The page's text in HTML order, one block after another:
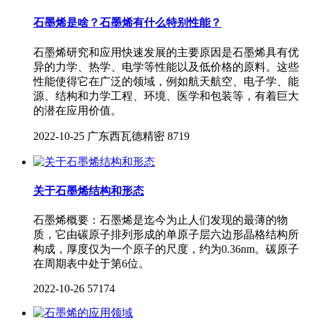
石墨烯是啥？石墨烯有什么特别性能？
石墨烯研究和应用快速发展的主要原因是石墨烯具有优
异的力学、热学、电学等性能以及低价格的原料。这些
性能使得它在广泛的领域，例如航天航空、电子学、能
源、结构和力学工程、环境、医学和包装等，有着巨大
的潜在应用价值。
2022-10-25 广东西瓦德精密 8719
关于石墨烯结构和形态
石墨烯概要：石墨烯是迄今为止人们发现的最薄的物
质，它由碳原子排列形成的单原子层六边形晶格结构所
构成，厚度仅为一个原子的尺度，约为0.36nm。碳原子
在周期表中处于第6位。
2022-10-26 57174